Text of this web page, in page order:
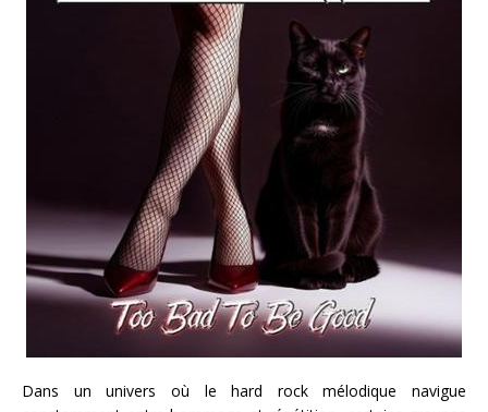
Dans un univers où le hard rock mélodique navigue